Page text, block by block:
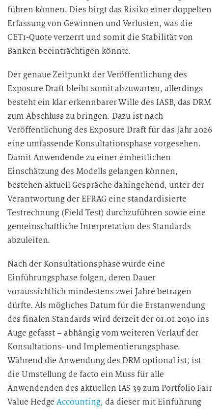
führen können. Dies birgt das Risiko einer doppelten
Erfassung von Gewinnen und Verlusten, was die
CET1-Quote verzerrt und somit die Stabilität von
Banken beeinträchtigen könnte.
Der genaue Zeitpunkt der Veröffentlichung des
Exposure Draft bleibt somit abzuwarten, allerdings
besteht ein klar erkennbarer Wille des IASB, das DRM
zum Abschluss zu bringen. Dazu ist nach
Veröffentlichung des Exposure Draft für das Jahr 2026
eine umfassende Konsultationsphase vorgesehen.
Damit Anwendende zu einer einheitlichen
Einschätzung des Modells gelangen können,
bestehen aktuell Gespräche dahingehend, unter der
Verantwortung der EFRAG eine standardisierte
Testrechnung (Field Test) durchzuführen sowie eine
gemeinschaftliche Interpretation des Standards
abzuleiten.
Nach der Konsultationsphase würde eine
Einführungsphase folgen, deren Dauer
voraussichtlich mindestens zwei Jahre betragen
dürfte. Als mögliches Datum für die Erstanwendung
des finalen Standards wird derzeit der 01.01.2030 ins
Auge gefasst – abhängig vom weiteren Verlauf der
Konsultations- und Implementierungsphase.
Während die Anwendung des DRM optional ist, ist
die Umstellung de facto ein Muss für alle
Anwendenden des aktuellen IAS 39 zum Portfolio Fair
Value HedgeAccounting, da dieser mit Einführung